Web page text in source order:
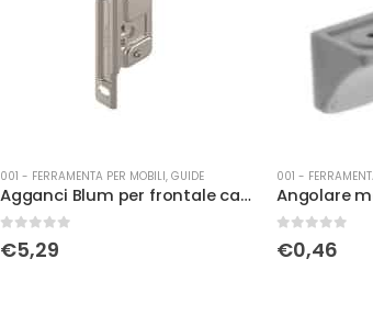
001 - FERRAMENTA PER MOBILI, MONTARMADI
Angolare montaggio plastica bianco c/tappo
€0,46
001 -
Su 5
€4,72